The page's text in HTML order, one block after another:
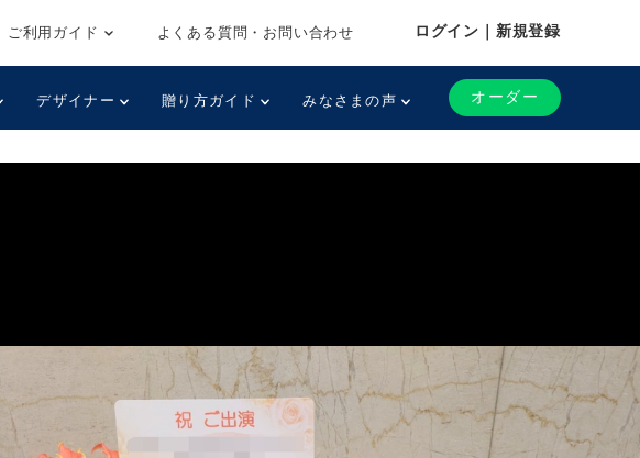
ご利用ガイド よくある質問・お問い合わせ ログイン｜新規登録
デザイナー 贈り方ガイド みなさまの声 オーダー